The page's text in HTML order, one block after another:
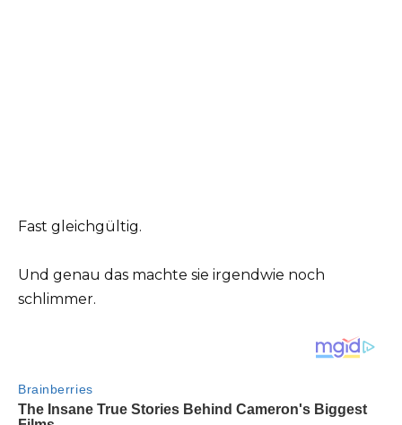
Fast gleichgültig.
Und genau das machte sie irgendwie noch
schlimmer.